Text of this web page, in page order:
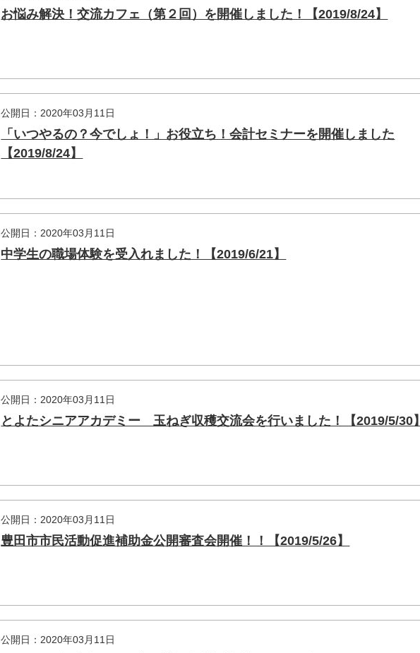
お悩み解決！交流カフェ（第２回）を開催しました！【2019/8/24】
公開日：2020年03月11日
「いつやるの？今でしょ！」お役立ち！会計セミナーを開催しました
【2019/8/24】
公開日：2020年03月11日
中学生の職場体験を受入れました！【2019/6/21】
公開日：2020年03月11日
とよたシニアアカデミー 玉ねぎ収穫交流会を行いました！【2019/5/30】
公開日：2020年03月11日
豊田市市民活動促進補助金公開審査会開催！！【2019/5/26】
公開日：2020年03月11日